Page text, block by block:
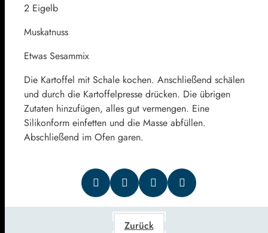
2 Eigelb
Muskatnuss
Etwas Sesammix
Die Kartoffel mit Schale kochen. Anschließend schälen
und durch die Kartoffelpresse drücken. Die übrigen
Zutaten hinzufügen, alles gut vermengen. Eine
Silikonform einfetten und die Masse abfüllen.
Abschließend im Ofen garen.
Zurück